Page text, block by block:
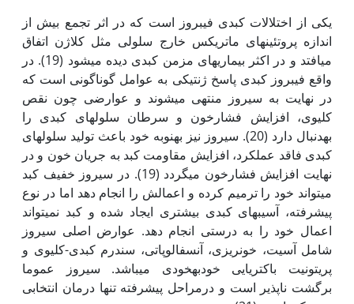
یکی از اختلالات کبدی فیبروز است که در اثر تجمع بیش از
اندازه پروتئین­های ماتریکس خارج سلولی مثل کلاژن اتفاق
می‫افتد و در اکثر بیماری­های مزمن کبدی دیده می­شود (19). در
واقع فیبروز کبدی پاسخ ژنتیکی به عوامل گوناگونی است که
در نهایت به سیروز منتهی می­شوند و عوارضی چون نقص
کلیوی، افزایش فشارخون و سرطان سلول‏های کبدی را
به‏دنبال دارد (20). سیروز نیز به‏نوبه خود باعث تولید سلول‏های
کبدی فاقد عمل‏کرد، افزایش مقاومت کبد به جریان خون و در
نهایت افزایش فشارخون می­گردد (19). در سیروز خفیف کبد
می­تواند خود را ترمیم کرده و اعمالش را انجام دهد اما در نوع
پیشرفته، آسیب­های کبدی بیشتری ایجاد شده و کبد نمی­تواند
اعمال خود را به درستی انجام دهد. عوارض اصلی سیروز
شامل آسیت، خون‏ریزی، آنسفالوپاتی، سندرم کبدی-کلیوی و
پریتونیت باکتریایی خودبه‏خودی می­باشد. سیروز عموما
برگشت ناپذیر است و درمراحل پیشرفته تنها درمان انتخابی